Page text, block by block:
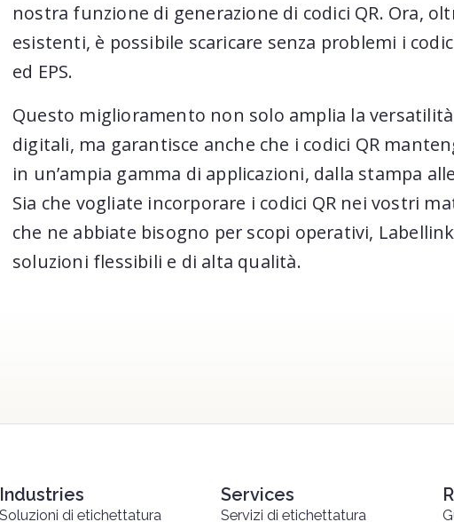
nostra funzione di generazione di codici QR. Ora,
esistenti, è possibile scaricare senza problemi i
ed EPS.
Questo miglioramento non solo amplia la
digitali, ma garantisce anche che i codici QR
in un’ampia gamma di applicazioni, dalla stampa
Sia che vogliate incorporare i codici QR nei vostri
che ne abbiate bisogno per scopi operativi,
soluzioni flessibili e di alta qualità.
Industries
Soluzioni di etichettatura
Services
Servizi di etichettatura